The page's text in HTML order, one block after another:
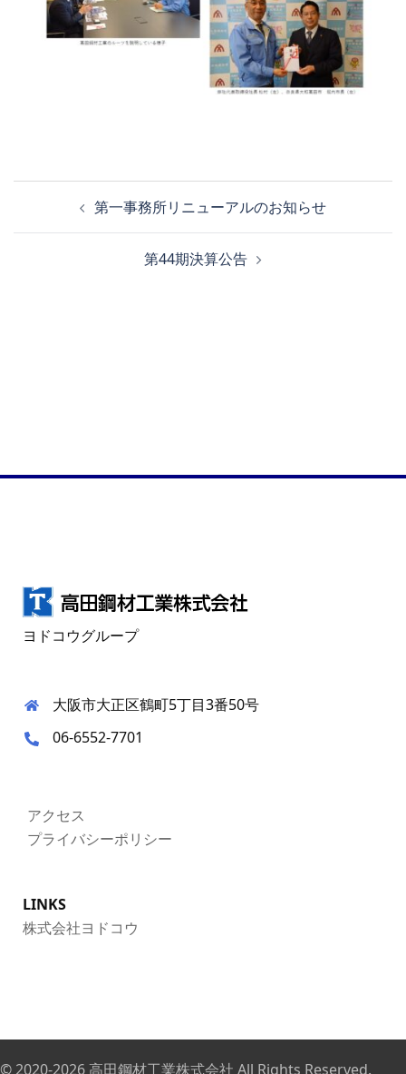
第一事務所リニューアルのお知らせ
第44期決算公告
ヨドコウグループ
大阪市大正区鶴町5丁目3番50号
06-6552-7701
アクセス
プライバシーポリシー
LINKS
株式会社ヨドコウ
© 2020-2026高田鋼材工業株式会社 All Rights Reserved.